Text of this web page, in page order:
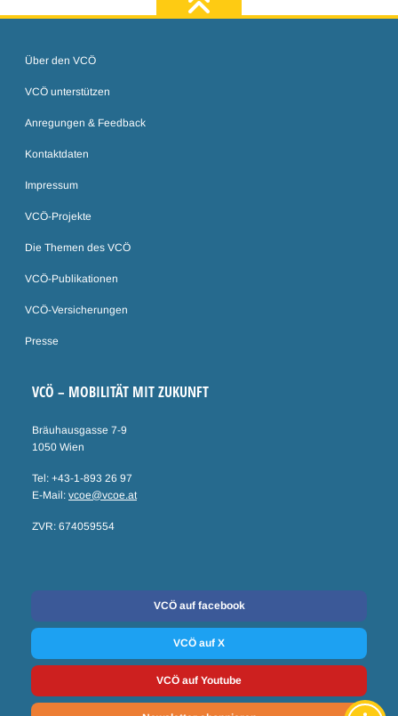
Über den VCÖ
VCÖ unterstützen
Anregungen & Feedback
Kontaktdaten
Impressum
VCÖ-Projekte
Die Themen des VCÖ
VCÖ-Publikationen
VCÖ-Versicherungen
Presse
VCÖ – MOBILITÄT MIT ZUKUNFT
Bräuhausgasse 7-9
1050 Wien
Tel: +43-1-893 26 97
E-Mail: vcoe@vcoe.at
ZVR: 674059554
VCÖ auf facebook
VCÖ auf X
VCÖ auf Youtube